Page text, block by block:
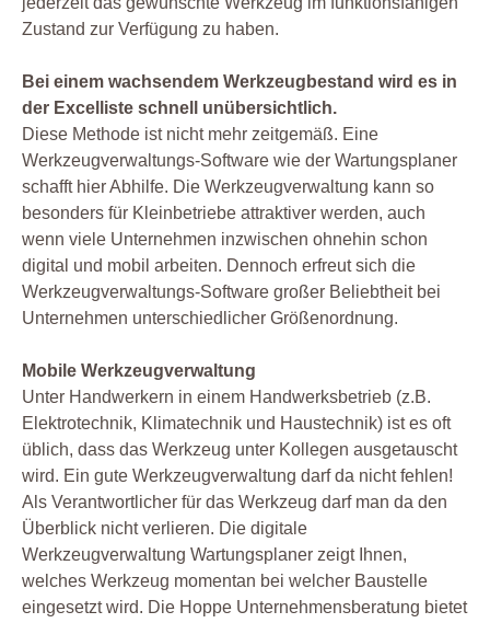
Zustand zur Verfügung zu haben.
Bei einem wachsendem Werkzeugbestand wird es in
der Excelliste schnell unübersichtlich.
Diese Methode ist nicht mehr zeitgemäß. Eine
Werkzeugverwaltungs-Software wie der Wartungsplaner
schafft hier Abhilfe. Die Werkzeugverwaltung kann so
besonders für Kleinbetriebe attraktiver werden, auch
wenn viele Unternehmen inzwischen ohnehin schon
digital und mobil arbeiten. Dennoch erfreut sich die
Werkzeugverwaltungs-Software großer Beliebtheit bei
Unternehmen unterschiedlicher Größenordnung.
Mobile Werkzeugverwaltung
Unter Handwerkern in einem Handwerksbetrieb (z.B.
Elektrotechnik, Klimatechnik und Haustechnik) ist es oft
üblich, dass das Werkzeug unter Kollegen ausgetauscht
wird. Ein gute Werkzeugverwaltung darf da nicht fehlen!
Als Verantwortlicher für das Werkzeug darf man da den
Überblick nicht verlieren. Die digitale
Werkzeugverwaltung Wartungsplaner zeigt Ihnen,
welches Werkzeug momentan bei welcher Baustelle
eingesetzt wird. Die Hoppe Unternehmensberatung bietet